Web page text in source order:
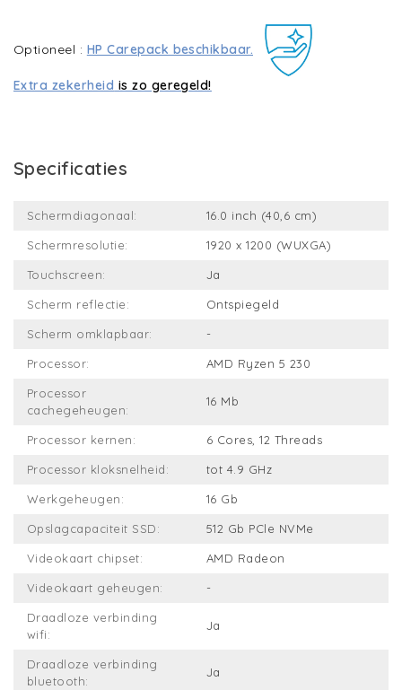
Optioneel : HP Carepack beschikbaar.
Extra zekerheid is zo geregeld!
Specificaties
Schermdiagonaal: 16.0 inch (40,6 cm)
Schermresolutie: 1920 x 1200 (WUXGA)
Touchscreen: Ja
Scherm reflectie: Ontspiegeld
Scherm omklapbaar: -
Processor: AMD Ryzen 5 230
Processor
cachegeheugen:
16 Mb
Processor kernen: 6 Cores, 12 Threads
Processor kloksnelheid: tot 4.9 GHz
Werkgeheugen: 16 Gb
Opslagcapaciteit SSD: 512 Gb PCle NVMe
Videokaart chipset: AMD Radeon
Videokaart geheugen: -
Draadloze verbinding
wifi:
Ja
Draadloze verbinding
bluetooth:
Ja